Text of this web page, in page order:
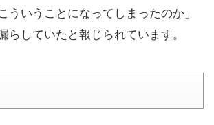
ういうことになってしまったのか」
らしていたと報じられています。